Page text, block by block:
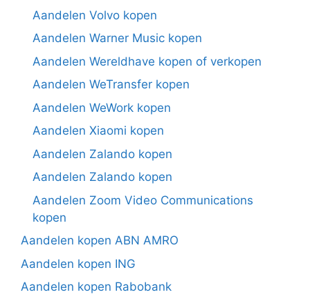
Aandelen Volvo kopen
Aandelen Warner Music kopen
Aandelen Wereldhave kopen of verkopen
Aandelen WeTransfer kopen
Aandelen WeWork kopen
Aandelen Xiaomi kopen
Aandelen Zalando kopen
Aandelen Zalando kopen
Aandelen Zoom Video Communications
kopen
Aandelen kopen ABN AMRO
Aandelen kopen ING
Aandelen kopen Rabobank